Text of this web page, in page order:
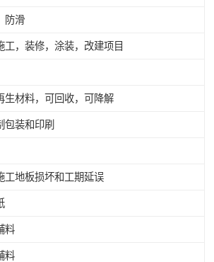
防滑
工，装修，涂装，改建项目
生材料，可回收，可降解
包装和印刷
工地板损坏和工期延误
料
料